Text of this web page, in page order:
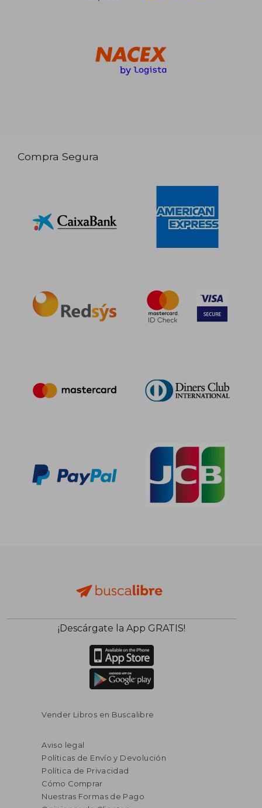
Compra Segura
¡Descárgate la App GRATIS!
Vender Libros en Buscalibre
Aviso legal
Políticas de Envío y Devolución
Política de Privacidad
Cómo Comprar
Nuestras Formas de Pago